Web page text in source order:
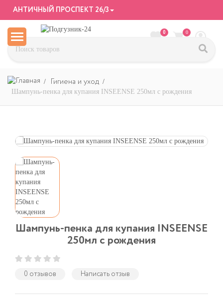
АНТИЧНЫЙ ПРОСПЕКТ 26/3
0 0
Гигиена и уход
Шампунь-пенка для купания INSEENSE 250мл с рождения
Шампунь-пенка для купания INSEENSE
250мл с рождения
0 отзывов Написать отзыв